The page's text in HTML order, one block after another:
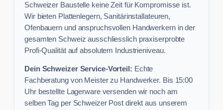
Schweizer Baustelle keine Zeit für Kompromisse ist.
Wir bieten Plattenlegern, Sanitärinstallateuren,
Ofenbauern und anspruchsvollen Handwerkern in der
gesamten Schweiz ausschliesslich praxiserprobte
Profi-Qualität auf absolutem Industrieniveau.
Dein Schweizer Service-Vorteil: Echte
Fachberatung von Meister zu Handwerker. Bis 15:00
Uhr bestellte Lagerware versenden wir noch am
selben Tag per Schweizer Post direkt aus unserem